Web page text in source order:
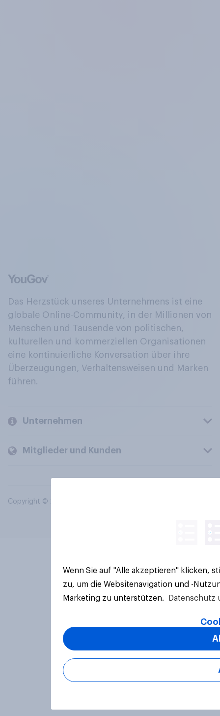
Das Herzstück unseres Unternehmens ist eine
globale Online-Community, in der Millionen von
Menschen und Tausende von politischen,
kulturellen und kommerziellen Organisationen
eine kontinuierliche Konversation über ihre
Überzeugungen, Verhaltensweisen und Marken
führen.
Unternehmen
Mitglieder und Kunden
Copyright © 2026 YouGov PLC. Alle Rechte vorbehalten.
Wenn Sie auf "Alle akzeptieren" klicken,
zu, um die Websitenavigation und -
Marketing zu unterstützen.
Datenschutz